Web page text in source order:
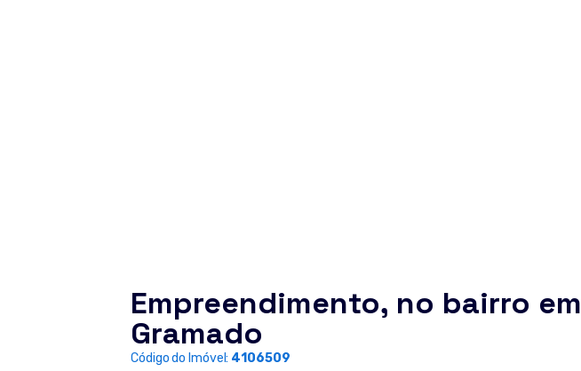
Empreendimento, no bairro em
Gramado
Código do Imóvel: 4106509